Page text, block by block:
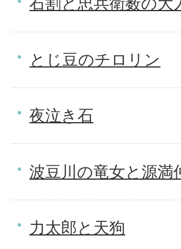
とじ豆のチロリン
夜泣き石
波豆川の竜女と源満
力太郎と天狗